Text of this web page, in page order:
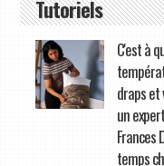
Tutoriels
C'est à
draps et
un
Frances
temps